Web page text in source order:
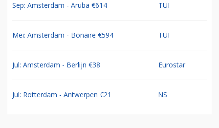
Sep: Amsterdam - Aruba €614 TUI
Mei: Amsterdam - Bonaire €594 TUI
Jul: Amsterdam - Berlijn €38 Eurostar
Jul: Rotterdam - Antwerpen €21 NS